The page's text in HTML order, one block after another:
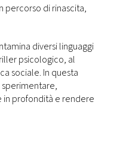
percorso di rinascita,
diversi linguaggi
psicologico, al
sociale. In questa
profondità e rendere